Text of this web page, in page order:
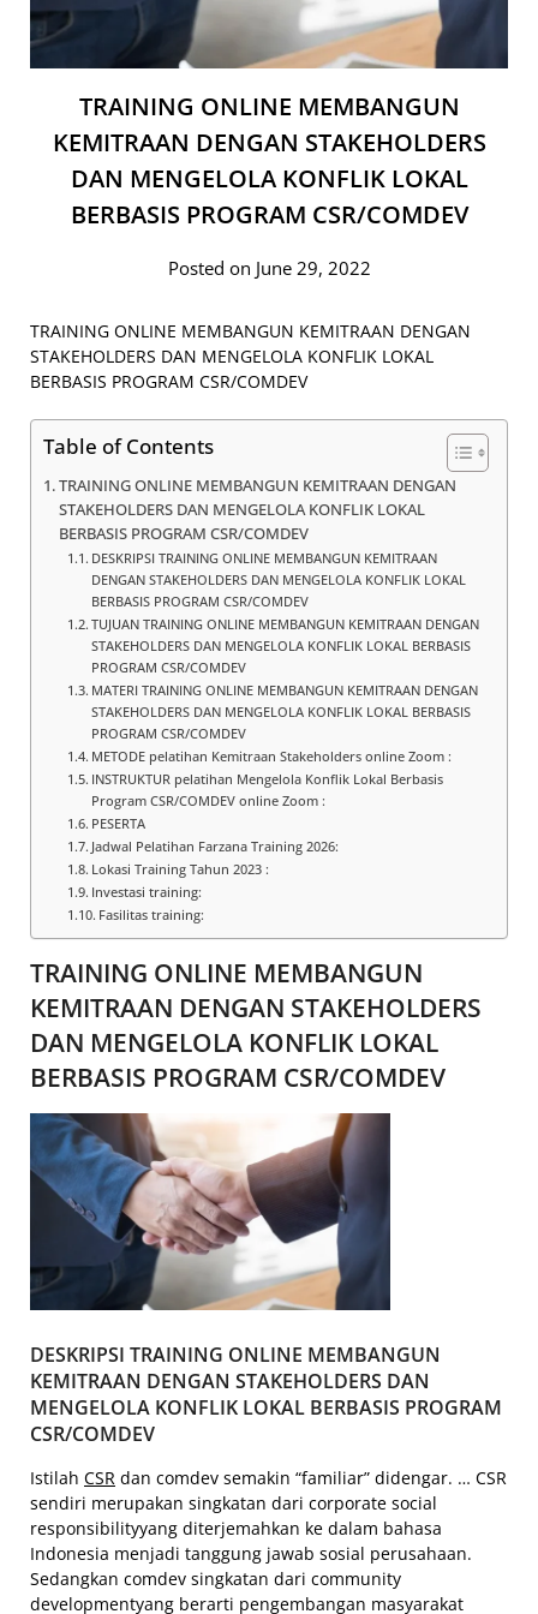
TRAINING ONLINE MEMBANGUN
KEMITRAAN DENGAN STAKEHOLDERS
DAN MENGELOLA KONFLIK LOKAL
BERBASIS PROGRAM CSR/COMDEV
Posted on June 29, 2022
TRAINING ONLINE MEMBANGUN KEMITRAAN DENGAN
STAKEHOLDERS DAN MENGELOLA KONFLIK LOKAL
BERBASIS PROGRAM CSR/COMDEV
Table of Contents
TRAINING ONLINE MEMBANGUN KEMITRAAN DENGAN
STAKEHOLDERS DAN MENGELOLA KONFLIK LOKAL
BERBASIS PROGRAM CSR/COMDEV
DESKRIPSI TRAINING ONLINE MEMBANGUN KEMITRAAN
DENGAN STAKEHOLDERS DAN MENGELOLA KONFLIK LOKAL
BERBASIS PROGRAM CSR/COMDEV
TUJUAN TRAINING ONLINE MEMBANGUN KEMITRAAN DENGAN
STAKEHOLDERS DAN MENGELOLA KONFLIK LOKAL BERBASIS
PROGRAM CSR/COMDEV
MATERI TRAINING ONLINE MEMBANGUN KEMITRAAN DENGAN
STAKEHOLDERS DAN MENGELOLA KONFLIK LOKAL BERBASIS
PROGRAM CSR/COMDEV
METODE pelatihan Kemitraan Stakeholders online Zoom :
INSTRUKTUR pelatihan Mengelola Konflik Lokal Berbasis
Program CSR/COMDEV online Zoom :
PESERTA
Jadwal Pelatihan Farzana Training 2026:
Lokasi Training Tahun 2023 :
Investasi training:
Fasilitas training:
TRAINING ONLINE MEMBANGUN
KEMITRAAN DENGAN STAKEHOLDERS
DAN MENGELOLA KONFLIK LOKAL
BERBASIS PROGRAM CSR/COMDEV
DESKRIPSI TRAINING ONLINE MEMBANGUN
KEMITRAAN DENGAN STAKEHOLDERS DAN
MENGELOLA KONFLIK LOKAL BERBASIS PROGRAM
CSR/COMDEV
Istilah CSR dan comdev semakin “familiar” didengar. … CSR
sendiri merupakan singkatan dari corporate social
responsibilityyang diterjemahkan ke dalam bahasa
Indonesia menjadi tanggung jawab sosial perusahaan.
Sedangkan comdev singkatan dari community
developmentyang berarti pengembangan masyarakat